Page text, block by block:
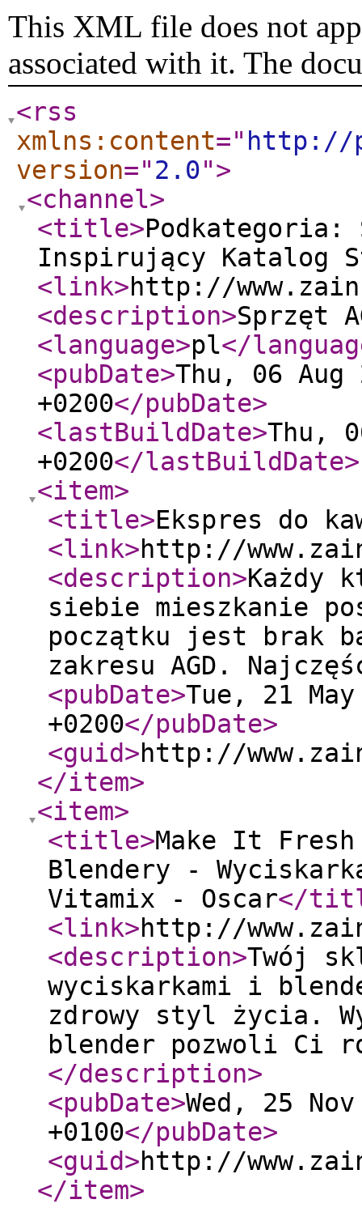
This XML file does not
associated with it. The
<rss
xmlns:content=" http://
version="2.0">
<channel>
<title>
Inspirujący Katalog
<link>http://
<description>Sprzęt
<language>pl</
<pubDate>Thu, 06 Aug
+0200</pubDate>
<lastBuildDate>Thu,
+0200</lastBuildDate>
<item>
<title>Ekspres do
<link>http://
<description>Każdy
siebie mieszkanie
początku jest brak
zakresu AGD.
<pubDate>Tue, 21
+0200</pubDate>
<guid>http://
</item>
<item>
<title>Make It
Blendery -
Vitamix - Oscar</
<link>http://
<description>Twój
wyciskarkami i
zdrowy styl życia.
blender pozwoli Ci
</description>
<pubDate>Wed, 25
+0100</pubDate>
<guid>http://
</item>